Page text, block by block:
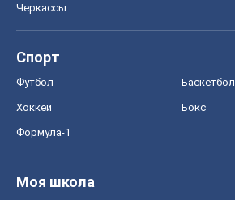
Черкассы
Спорт
Футбол Баскетбол
Хоккей Бокс
Формула-1
Моя школа